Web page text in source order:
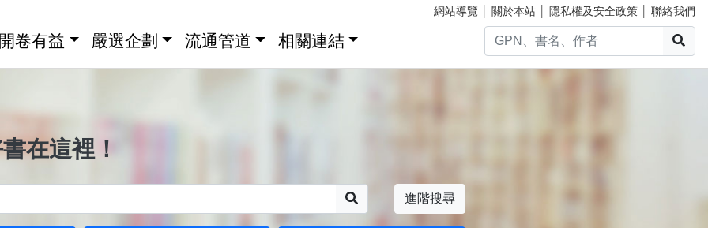
網站導覽 關於本站 隱私權及安全政策 聯絡我們
卷有益 嚴選企劃 流通管道 相關連結
在這裡！
進階搜尋